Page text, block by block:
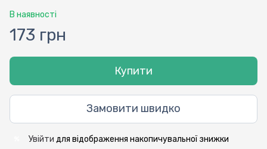
В наявності
173 грн
Купити
Замовити швидко
Увійти для відображення накопичувальної знижки